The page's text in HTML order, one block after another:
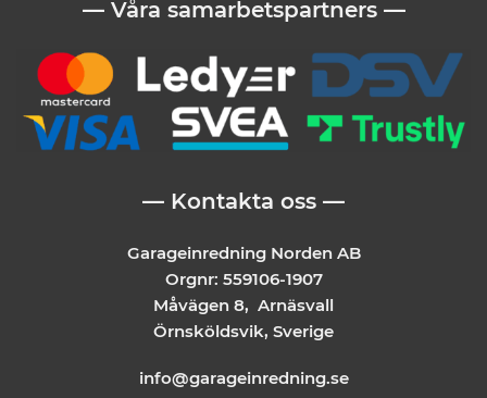
— Våra samarbetspartners —
— Kontakta oss —
Garageinredning Norden AB
Orgnr: 559106-1907
Måvägen 8, Arnäsvall
Örnsköldsvik, Sverige
info@garageinredning.se